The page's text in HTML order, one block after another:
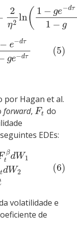
2
η2 ln( 1 − ge−dτ
1 − g
− e−dτ
ge−dτ
(5)
por Hagan et al.
forward,Ft do
EDEs:
β
t
dW1
tdW2 (6)
volatilidade e
de